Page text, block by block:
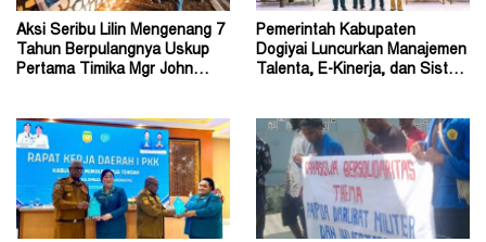
Aksi Seribu Lilin Mengenang 7
Tahun Berpulangnya Uskup
Pertama Timika Mgr John
Pemerintah Kabupaten
Dogiyai Luncurkan Manajemen
Talenta, E-Kinerja, dan Sistem